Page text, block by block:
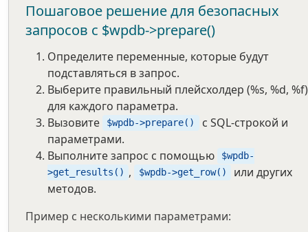
Пошаговое решение для безопасных
запросов с $wpdb->prepare()
Определите переменные, которые будут
подставляться в запрос.
Выберите правильный плейсхолдер (%s, %d, %f)
для каждого параметра.
Вызовите
$wpdb->prepare()
с SQL-строкой и
параметрами.
Выполните запрос с помощью
$wpdb-
>get_results() , $wpdb->get_row()
или других
методов.
Пример с несколькими параметрами: